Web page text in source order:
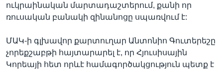
ուկրաինական մարտադաշտերում, քանի որ
ռուսական բանակի զինանոցը սպառվում է:
ՄԱԿ-ի գլխավոր քարտուղար Անտոնիո Գուտերեշը
չորեքշաբթի հայտարարել է, որ Հյուսիսային
Կորեայի հետ որևէ համագործակցություն պետք է